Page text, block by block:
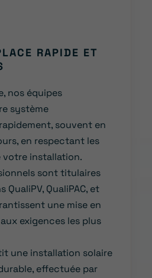
RAPIDE ET
nos équipes
système
souvent en
en respectant les
installation.
sont titulaires
QualiPAC, et
une mise en
exigences les plus
une installation solaire
effectuée par